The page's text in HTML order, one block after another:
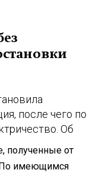
после чего по
Об
полученные от
По имеющимся